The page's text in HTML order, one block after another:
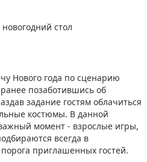
Нового года по сценарию
позаботившись об
задание гостям облачиться
костюмы. В данной
момент - взрослые игры,
всегда в
приглашенных гостей.